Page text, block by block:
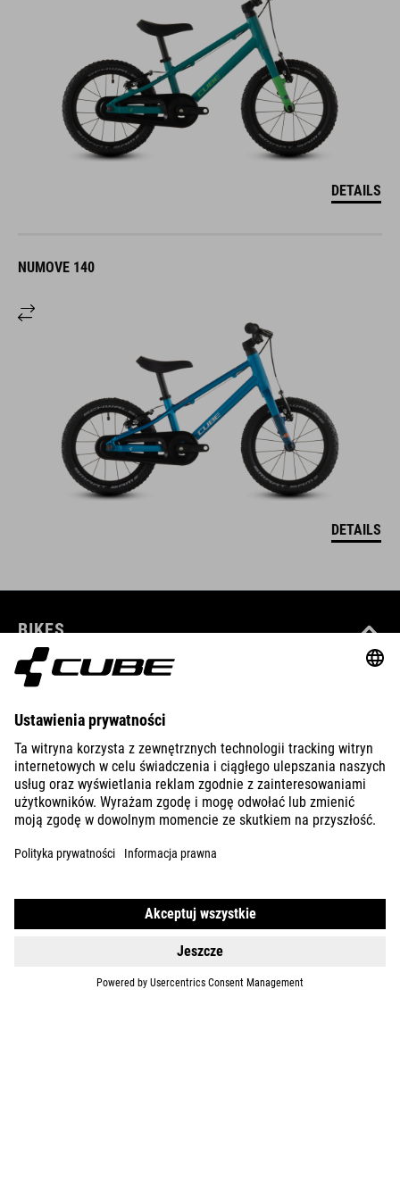
DETAILS
NUMOVE 140
DETAILS
BIKES
KIDS
GEAR
EQUIPMENT